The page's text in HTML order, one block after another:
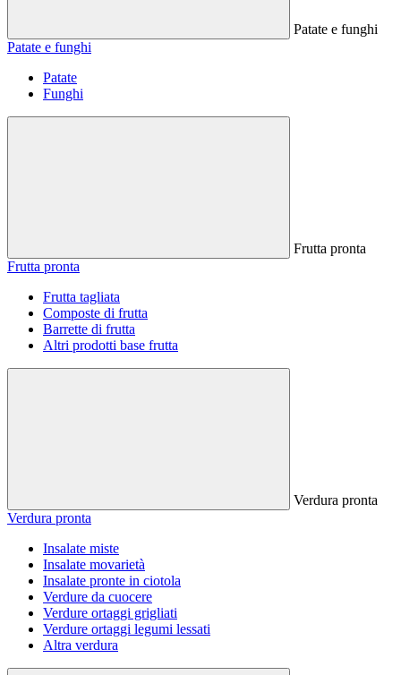
Patate e funghi
Patate e funghi
Patate
Funghi
Frutta pronta
Frutta pronta
Frutta tagliata
Composte di frutta
Barrette di frutta
Altri prodotti base frutta
Verdura pronta
Verdura pronta
Insalate miste
Insalate movarietà
Insalate pronte in ciotola
Verdure da cuocere
Verdure ortaggi grigliati
Verdure ortaggi legumi lessati
Altra verdura